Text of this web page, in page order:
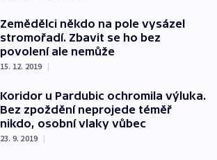
Zemědělci někdo na pole vysázel
stromořadí. Zbavit se ho bez
povolení ale nemůže
15. 12. 2019 |
Koridor u Pardubic ochromila výluka.
Bez zpoždění neprojede téměř
nikdo, osobní vlaky vůbec
23. 9. 2019 |